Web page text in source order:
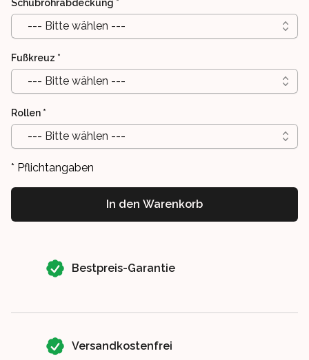
Schubrohrabdeckung *
--- Bitte wählen ---
Fußkreuz *
--- Bitte wählen ---
Rollen *
--- Bitte wählen ---
* Pflichtangaben
In den Warenkorb
Bestpreis-Garantie
Versandkostenfrei